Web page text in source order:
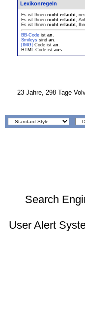
Lexikonregeln
Es ist Ihnen nicht erlaubt,
Es ist Ihnen nicht erlaubt,
Es ist Ihnen nicht erlaubt,
BB-Code ist an.
Smileys sind an.
[IMG] Code ist an.
HTML-Code ist aus.
23 Jahre, 298 Tage
Search
User Alert